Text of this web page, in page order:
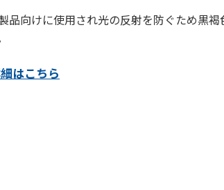
品向けに使用され光の反射を防ぐため黒褐
はこちら